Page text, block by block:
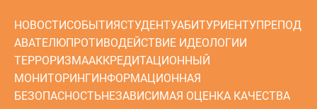
НОВОСТИСОБЫТИЯСТУДЕНТУАБИТУРИЕНТУПРЕПОД
АВАТЕЛЮПРОТИВОДЕЙСТВИЕ ИДЕОЛОГИИ
ТЕРРОРИЗМААККРЕДИТАЦИОННЫЙ
МОНИТОРИНГИНФОРМАЦИОННАЯ
БЕЗОПАСНОСТЬНЕЗАВИСИМАЯ ОЦЕНКА КАЧЕСТВА